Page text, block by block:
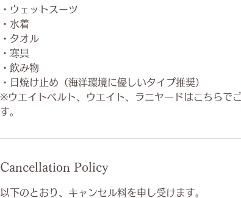
・ウェットスーツ
・水着
・タオル
・寒具
・飲み物
・日焼け止め（海洋環境に優しいタイプ推奨）
※ウエイトベルト、ウエイト、ラニヤードはこちらで
す。
Cancellation Policy
以下のとおり、キャンセル料を申し受けます。